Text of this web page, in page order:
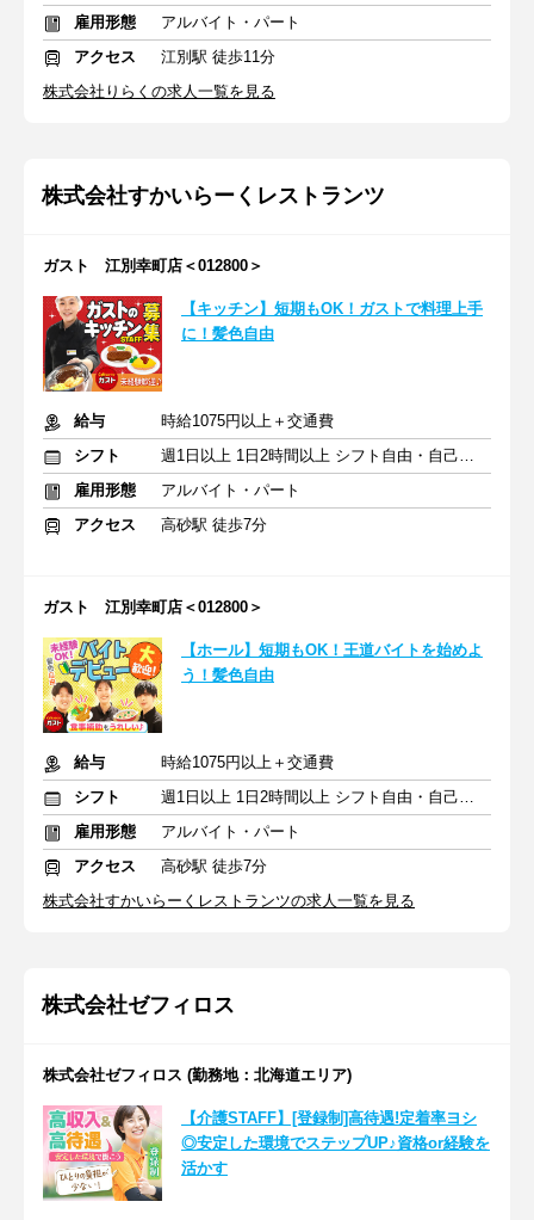
雇用形態
アルバイト・パート
アクセス
江別駅 徒歩11分
株式会社りらくの求人一覧を見る
株式会社すかいらーくレストランツ
ガスト 江別幸町店＜012800＞
【キッチン】短期もOK！ガストで料理上手
に！髪色自由
給与
時給1075円以上＋交通費
シフト
週1日以上 1日2時間以上 シフト自由・自己申告
雇用形態
アルバイト・パート
アクセス
高砂駅 徒歩7分
ガスト 江別幸町店＜012800＞
【ホール】短期もOK！王道バイトを始めよ
う！髪色自由
給与
時給1075円以上＋交通費
シフト
週1日以上 1日2時間以上 シフト自由・自己申告
雇用形態
アルバイト・パート
アクセス
高砂駅 徒歩7分
株式会社すかいらーくレストランツの求人一覧を見る
株式会社ゼフィロス
株式会社ゼフィロス (勤務地：北海道エリア)
【介護STAFF】[登録制]高待遇!定着率ヨシ
◎安定した環境でステップUP♪資格or経験を
活かす